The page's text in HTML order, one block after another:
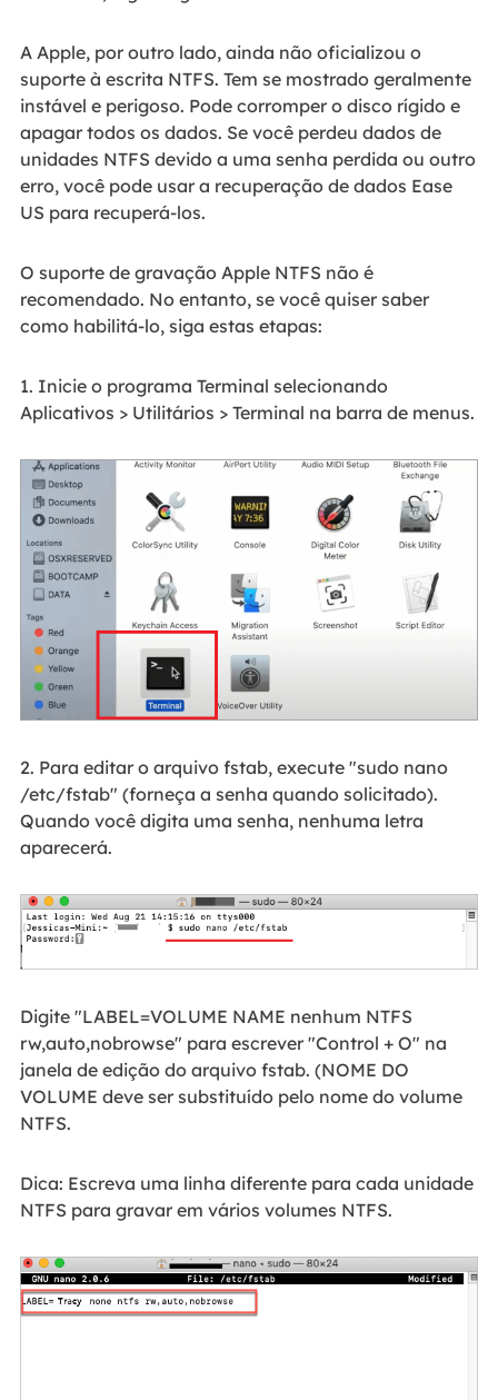
A Apple, por outro lado, ainda não oficializou o
suporte à escrita NTFS. Tem se mostrado geralmente
instável e perigoso. Pode corromper o disco rígido e
apagar todos os dados. Se você perdeu dados de
unidades NTFS devido a uma senha perdida ou outro
erro, você pode usar a recuperação de dados Ease
US para recuperá-los.
O suporte de gravação Apple NTFS não é
recomendado. No entanto, se você quiser saber
como habilitá-lo, siga estas etapas:
1. Inicie o programa Terminal selecionando
Aplicativos > Utilitários > Terminal na barra de menus.
2. Para editar o arquivo fstab, execute "sudo nano
/etc/fstab" (forneça a senha quando solicitado).
Quando você digita uma senha, nenhuma letra
aparecerá.
Digite "LABEL=VOLUME NAME nenhum NTFS
rw,auto,nobrowse" para escrever "Control + O" na
janela de edição do arquivo fstab. (NOME DO
VOLUME deve ser substituído pelo nome do volume
NTFS.
Dica: Escreva uma linha diferente para cada unidade
NTFS para gravar em vários volumes NTFS.